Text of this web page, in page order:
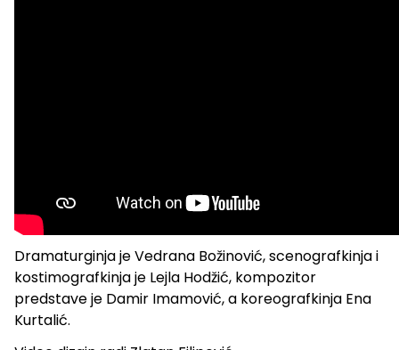
Dramaturginja je Vedrana Božinović, scenografkinja i
kostimografkinja je Lejla Hodžić, kompozitor
predstave je Damir Imamović, a koreografkinja Ena
Kurtalić.